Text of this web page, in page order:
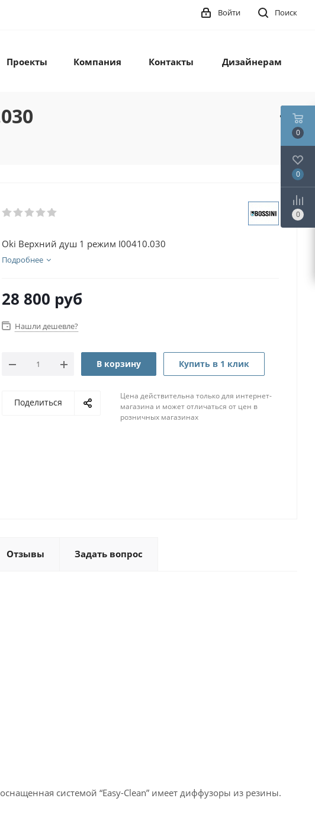
Поиск
Войти
Проекты Компания Контакты Дизайнерам
Oki Верхний душ 1 режим I00410.030
Подробнее
28 800 руб
Нашли дешевле?
В корзину Купить в 1 клик
Поделиться
Цена действительна только для интернет-
магазина и может отличаться от цен в
розничных магазинах
Отзывы Задать вопрос
системой “Easy-Clean” имеет диффузоры из резины.
0
0
0